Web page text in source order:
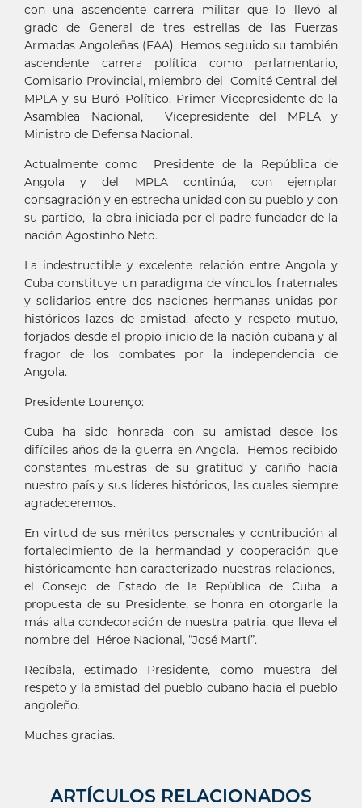
con una ascendente carrera militar que lo llevó al
grado de General de tres estrellas de las Fuerzas
Armadas Angoleñas (FAA). Hemos seguido su también
ascendente carrera política como parlamentario,
Comisario Provincial, miembro del Comité Central del
MPLA y su Buró Político, Primer Vicepresidente de la
Asamblea Nacional, Vicepresidente del MPLA y
Ministro de Defensa Nacional.
Actualmente como Presidente de la República de
Angola y del MPLA continúa, con ejemplar
consagración y en estrecha unidad con su pueblo y con
su partido, la obra iniciada por el padre fundador de la
nación Agostinho Neto.
La indestructible y excelente relación entre Angola y
Cuba constituye un paradigma de vínculos fraternales
y solidarios entre dos naciones hermanas unidas por
históricos lazos de amistad, afecto y respeto mutuo,
forjados desde el propio inicio de la nación cubana y al
fragor de los combates por la independencia de
Angola.
Presidente Lourenço:
Cuba ha sido honrada con su amistad desde los
difíciles años de la guerra en Angola. Hemos recibido
constantes muestras de su gratitud y cariño hacia
nuestro país y sus líderes históricos, las cuales siempre
agradeceremos.
En virtud de sus méritos personales y contribución al
fortalecimiento de la hermandad y cooperación que
históricamente han caracterizado nuestras relaciones,
el Consejo de Estado de la República de Cuba, a
propuesta de su Presidente, se honra en otorgarle la
más alta condecoración de nuestra patria, que lleva el
nombre del Héroe Nacional, “José Martí”.
Recíbala, estimado Presidente, como muestra del
respeto y la amistad del pueblo cubano hacia el pueblo
angoleño.
Muchas gracias.
ARTÍCULOS RELACIONADOS